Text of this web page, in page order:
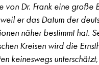
von Dr. Frank eine große
er das Datum der
näher bestimmt hat.
Kreisen wird die
keineswegs